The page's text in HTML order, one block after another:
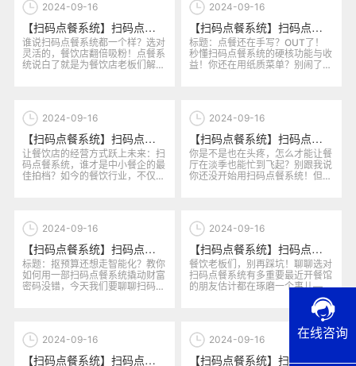
2024-09-16
【扫码点餐系统】扫码点餐系统选哪个最具灵活性？从功能适配性看市场竞争优势
谁说扫码点餐系统都一个样？选对
灵活的，餐饮店翻倍吸粉！点餐系
统说白了就是为餐饮店老板们解决
2024-09-16
【扫码点餐系统】扫码点餐系统选哪个？从功能实用性到长期效益全面解析
标题：点餐还在手写？OUT了！
秒懂扫码点餐系统的硬核功能与收
益！你还在用纸质菜单？别闹了！
2024-09-16
【扫码点餐系统】扫码点餐系统选哪个更适合中小型餐饮企业的长期经营策略？
让餐饮店的经营方式跃上未来：扫
码点餐系统，谁才是中小餐企的最
佳拍档？如今的餐饮行业，不仅拼
2024-09-16
【扫码点餐系统】扫码点餐系统选哪个更能适应餐饮企业的季节性波动需求？
你是不是也在头疼，怎么才能让餐
厅在淡季也能忙到飞起？别跟我说
你还没开始用扫码点餐系统！但问
2024-09-16
【扫码点餐系统】扫码点餐系统选哪个最具性价比？从投资回报率看企业选择策略
标题：抠预算还想走智能化？教你
如何用一部扫码点餐系统撬动财富
密码没错，今天我们要聊聊扫码点
2024-09-16
【扫码点餐系统】扫码点餐系统选哪个更符合市场需求？深入解读系统差异化
餐饮老板们，别再踩坑！聊聊选对
扫码点餐系统有多重要最近开餐馆
的朋友估计都在琢磨一个事儿——
到底哪个扫码点餐系统才是“真
2024-09-16
【扫码点餐系统】扫码点餐小程序的未来发展路径，如何在不断变化的市场中引领潮流？
2024-09-16
【扫码点餐系统】扫码点餐系统选哪个更能满足连锁餐饮的多店管理需求？
在线咨询